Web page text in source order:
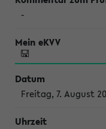
-
Freitag, 7. August